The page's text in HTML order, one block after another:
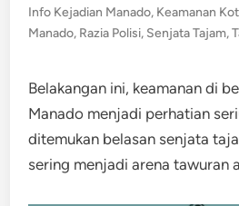
in
Info Kejadian Manado, Keamanan
Manado, Razia Polisi, Senjata Tajam,
Belakangan ini, keamanan di
Manado menjadi perhatian
ditemukan belasan senjata
sering menjadi arena tawuran